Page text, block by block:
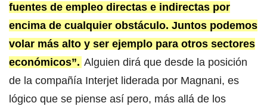
fuentes de empleo directas e indirectas por
encima de cualquier obstáculo. Juntos podemos
volar más alto y ser ejemplo para otros sectores
económicos”. Alguien dirá que desde la posición
de la compañía Interjet liderada por Magnani, es
lógico que se piense así pero, más allá de los